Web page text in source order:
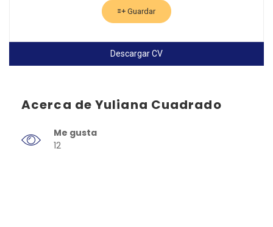
Guardar
Descargar CV
Acerca de Yuliana Cuadrado
Me gusta
12